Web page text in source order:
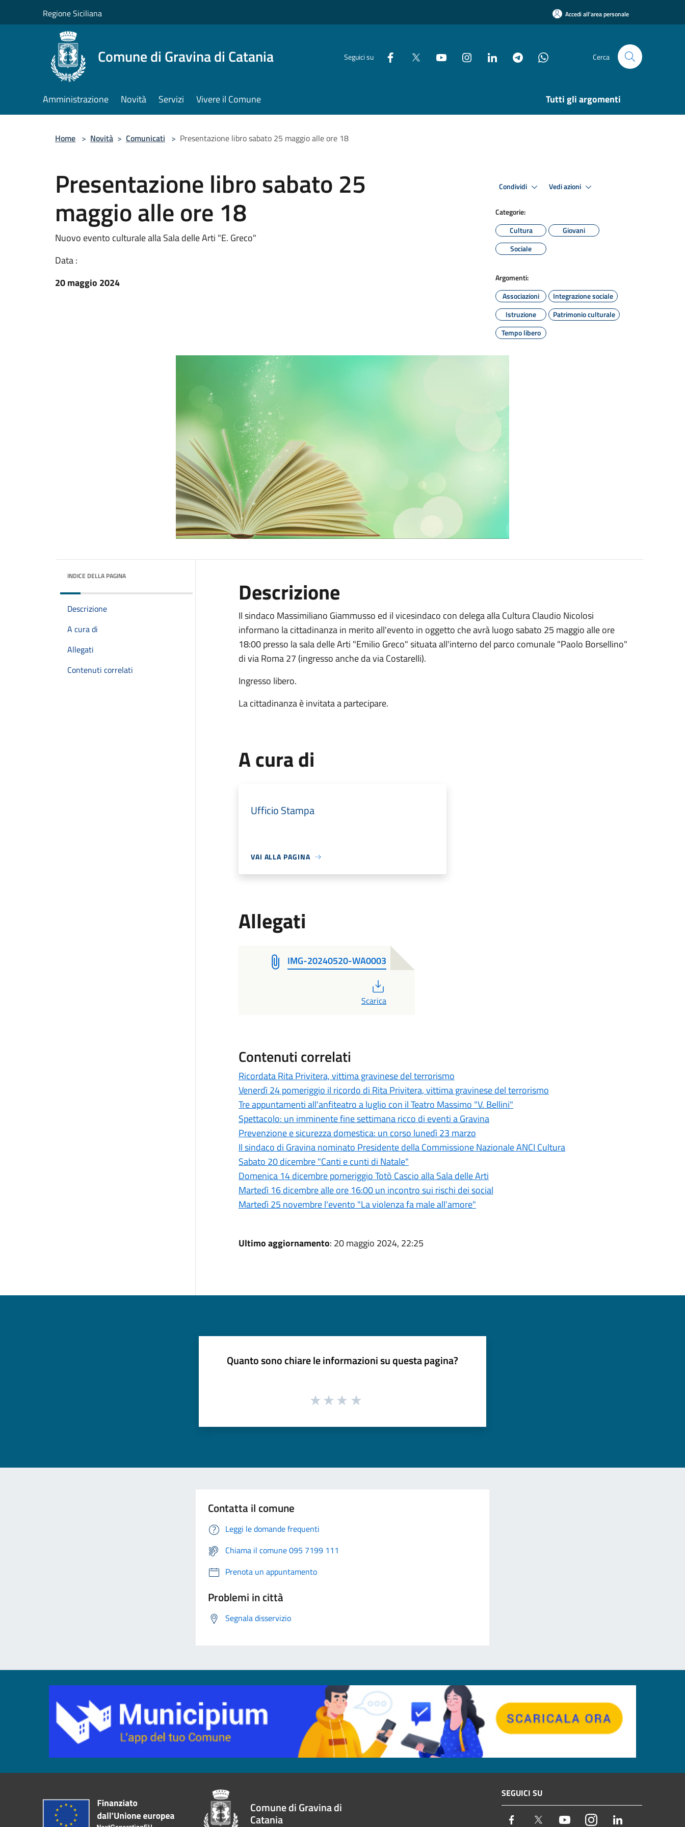
Regione Siciliana Accedi all'area personale
Comune di Gravina di Catania Seguici su Cerca
Amministrazione Novità Servizi Vivere il Comune Tutti gli argomenti
Home > Novità > Comunicati > Presentazione libro sabato 25 maggio alle ore 18
Presentazione libro sabato 25
maggio alle ore 18
Nuovo evento culturale alla Sala delle Arti "E. Greco"
Data :
20 maggio 2024
Condividi Vedi azioni
Categorie:
Cultura
Giovani
Sociale
Argomenti:
Associazioni
Integrazione sociale
Istruzione
Patrimonio culturale
Tempo libero
INDICE DELLA PAGINA
Descrizione
A cura di
Allegati
Contenuti correlati
Descrizione
Il sindaco Massimiliano Giammusso ed il vicesindaco con delega alla Cultura Claudio Nicolosi
informano la cittadinanza in merito all'evento in oggetto che avrà luogo sabato 25 maggio alle ore
18:00 presso la sala delle Arti "Emilio Greco" situata all'interno del parco comunale "Paolo Borsellino"
di via Roma 27 (ingresso anche da via Costarelli).
Ingresso libero.
La cittadinanza è invitata a partecipare.
A cura di
Ufficio Stampa
VAI ALLA PAGINA
Allegati
IMG-20240520-WA0003
Scarica
Contenuti correlati
Ricordata Rita Privitera, vittima gravinese del terrorismo
Venerdì 24 pomeriggio il ricordo di Rita Privitera, vittima gravinese del terrorismo
Tre appuntamenti all'anfiteatro a luglio con il Teatro Massimo "V. Bellini"
Spettacolo: un imminente fine settimana ricco di eventi a Gravina
Prevenzione e sicurezza domestica: un corso lunedì 23 marzo
Il sindaco di Gravina nominato Presidente della Commissione Nazionale ANCI Cultura
Sabato 20 dicembre "Canti e cunti di Natale"
Domenica 14 dicembre pomeriggio Totò Cascio alla Sala delle Arti
Martedì 16 dicembre alle ore 16:00 un incontro sui rischi dei social
Martedì 25 novembre l'evento "La violenza fa male all'amore"
Ultimo aggiornamento: 20 maggio 2024, 22:25
Quanto sono chiare le informazioni su questa pagina?
Contatta il comune
Leggi le domande frequenti
Chiama il comune 095 7199 111
Prenota un appuntamento
Problemi in città
Segnala disservizio
Comune di Gravina di
Catania
SEGUICI SU
Facebook Twitter YoutubeInstagram